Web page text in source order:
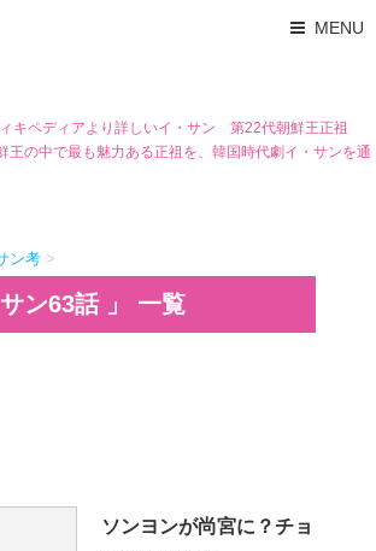
MENU
キペディアより詳しいイ・サン 第22代朝鮮王正祖
王の中で最も魅力ある正祖を、韓国時代劇イ・サンを通
ン考 >
サン63話 」 一覧
ソンヨンが尚宮に？チョ